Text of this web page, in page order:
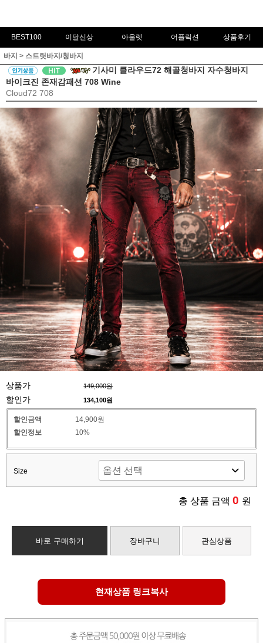
BEST100 이달신상 아울렛 어플릭션 상품후기
바지 > 스트릿바지/청바지
기사미 클라우드72 해골청바지 자수청바지
바이크진 존재감패션 708 Wine
Cloud72 708
상품가 149,000원
할인가 134,100원
할인금액
14,900원
할인정보
10%
Size
총 상품 금액 0 원
바로 구매하기 장바구니 관심상품
현재상품 링크복사